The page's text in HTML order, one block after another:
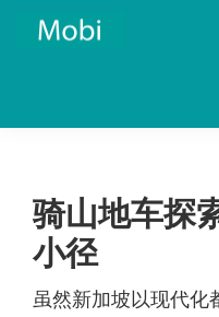
骑山地车探
小径
虽然新加坡以现代化